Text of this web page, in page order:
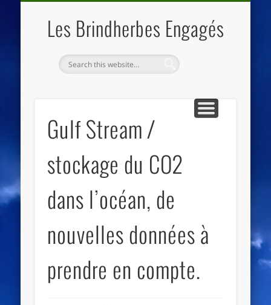
Les Brindherbes Engagés
Gulf Stream /
stockage du CO2
dans l’océan, de
nouvelles données à
prendre en compte.